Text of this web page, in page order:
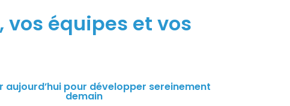
équipes et vos
aujourd’hui pour développer sereinement
demain